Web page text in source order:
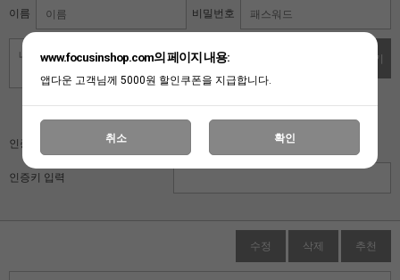
이름 비밀번호
댓글쓰기
인증키 보기
인증키 입력
수정 삭제 추천
www.focusinshop.com의 페이지 내용:
앱다운 고객님께 5000원 할인쿠폰을 지급합니다.
취소 확인